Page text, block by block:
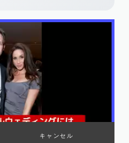
キャンセル